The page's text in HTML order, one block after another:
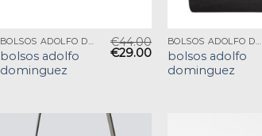
BOLSOS ADOLFO DOMINGUEZ
bolsos adolfo
dominguez
€44.00
€29.00
BOLSOS ADOLFO DOMINGUEZ
bolsos adolfo
dominguez